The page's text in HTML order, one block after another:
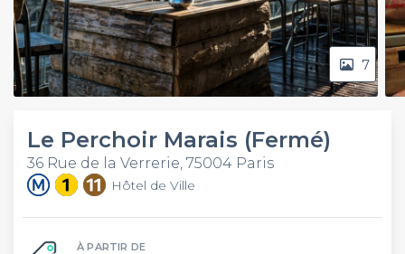
7
Le Perchoir Marais (Fermé)
36 Rue de la Verrerie, 75004 Paris
Hôtel de Ville
À PARTIR DE